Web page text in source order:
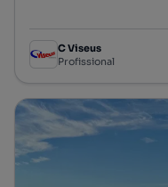
C Viseus
Profissional